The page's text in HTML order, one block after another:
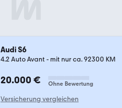
Audi S6
4.2 Auto Avant - mit nur ca. 92300 KM
20.000 € Ohne Bewertung
Versicherung vergleichen